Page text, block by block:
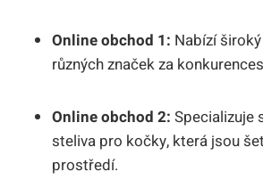
Online obchod 1: Nabízí
různých značek za
Online obchod 2: Specializuje
steliva pro kočky, která jsou
prostředí.